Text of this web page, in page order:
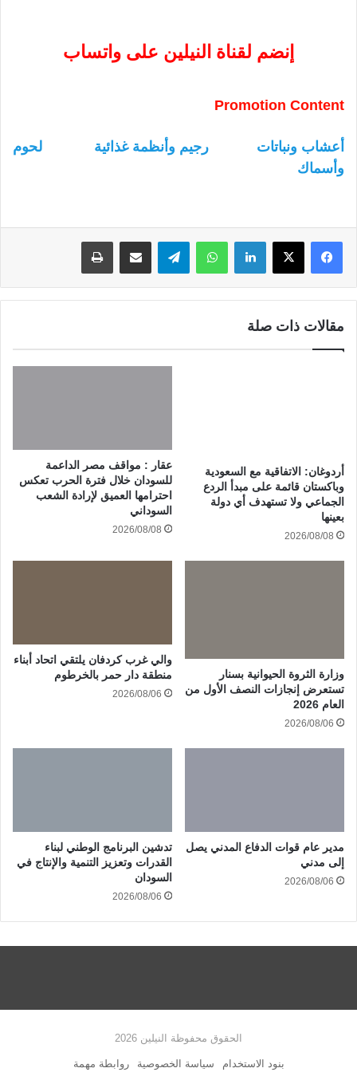
إنضم لقناة النيلين على واتساب
Promotion Content
أعشاب ونباتات رجيم وأنظمة غذائية
لحوم
وأسماك
لينكدإن واتساب
مقالات ذات صلة
أردوغان: الاتفاقية مع السعودية
وباكستان قائمة على مبدأ الردع
الجماعي ولا تستهدف أي دولة
بعينها
2026/08/08
عقار : مواقف مصر الداعمة
للسودان خلال فترة الحرب تعكس
احترامها العميق لإرادة الشعب
السوداني
2026/08/08
وزارة الثروة الحيوانية بسنار
تستعرض إنجازات النصف الأول من
العام 2026
2026/08/06
والي غرب كردفان يلتقي اتحاد أبناء
منطقة دار حمر بالخرطوم
2026/08/06
مدير عام قوات الدفاع المدني يصل
إلى مدني
2026/08/06
تدشين البرنامج الوطني لبناء
القدرات وتعزيز التنمية والإنتاج في
السودان
2026/08/06
الحقوق محفوظة النيلين 2026
بنود الاستخدام سياسة الخصوصية روابطة مهمة